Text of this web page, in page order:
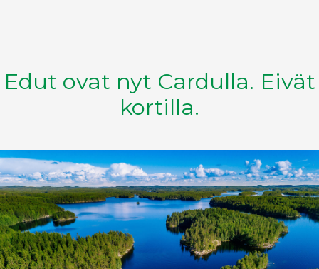
Edut ovat nyt Cardulla. Eivät
kortilla.